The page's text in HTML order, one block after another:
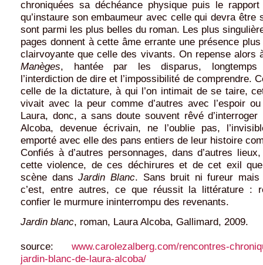
chroniquées sa déchéance physique puis le
qu’instaure son embaumeur avec celle qui devra être
sont parmi les plus belles du roman. Les plus
pages donnent à cette âme errante une présence
clairvoyante que celle des vivants. On repense alors
Manèges, hantée par les disparus, longtemps
l’interdiction de dire et l’impossibilité de comprendre.
celle de la dictature, à qui l’on intimait de se taire,
vivait avec la peur comme d’autres avec l’espoir
Laura, donc, a sans doute souvent rêvé
Alcoba, devenue écrivain, ne l’oublie pas,
emporté avec elle des pans entiers de leur histoire
Confiés à d’autres personnages, dans d’autres
cette violence, de ces déchirures et de cet exil
scène dansJardin Blanc. Sans bruit ni fureur
c’est, entre autres, ce que réussit la littérature :
confier le murmure ininterrompu des revenants.
Jardin blanc, roman, Laura Alcoba, Gallimard, 2009.
source: www.carolezalberg.com/rencontres-
jardin-blanc-de-laura-alcoba/